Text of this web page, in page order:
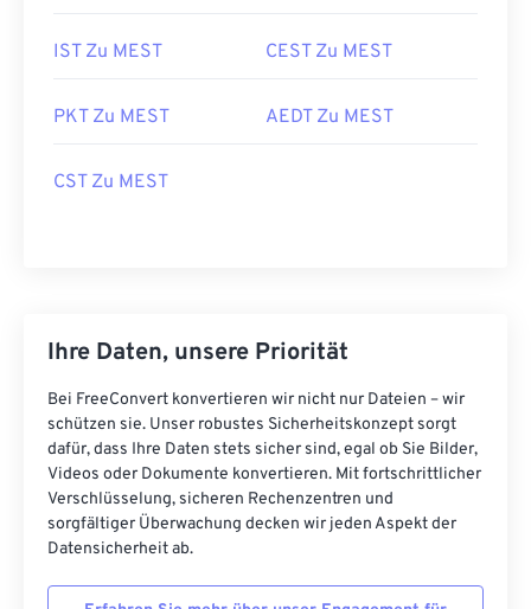
IST Zu MEST CEST Zu MEST
PKT Zu MEST AEDT Zu MEST
CST Zu MEST
Ihre Daten, unsere Priorität
Bei FreeConvert konvertieren wir nicht nur Dateien – wir
schützen sie. Unser robustes Sicherheitskonzept sorgt
dafür, dass Ihre Daten stets sicher sind, egal ob Sie Bilder,
Videos oder Dokumente konvertieren. Mit fortschrittlicher
Verschlüsselung, sicheren Rechenzentren und
sorgfältiger Überwachung decken wir jeden Aspekt der
Datensicherheit ab.